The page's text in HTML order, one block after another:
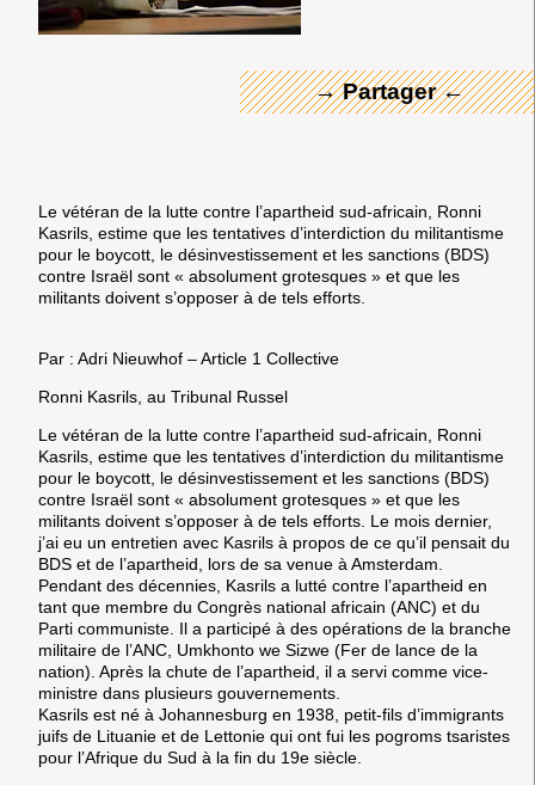
→ Partager ←
Le vétéran de la lutte contre l’apartheid sud-africain, Ronni
Kasrils, estime que les tentatives d’interdiction du militantisme
pour le boycott, le désinvestissement et les sanctions (BDS)
contre Israël sont « absolument grotesques » et que les
militants doivent s’opposer à de tels efforts.
Par : Adri Nieuwhof – Article 1 Collective
Ronni Kasrils, au Tribunal Russel
Le vétéran de la lutte contre l’apartheid sud-africain, Ronni
Kasrils, estime que les tentatives d’interdiction du militantisme
pour le boycott, le désinvestissement et les sanctions (BDS)
contre Israël sont « absolument grotesques » et que les
militants doivent s’opposer à de tels efforts. Le mois dernier,
j’ai eu un entretien avec Kasrils à propos de ce qu’il pensait du
BDS et de l’apartheid, lors de sa venue à Amsterdam.
Pendant des décennies, Kasrils a lutté contre l’apartheid en
tant que membre du Congrès national africain (ANC) et du
Parti communiste. Il a participé à des opérations de la branche
militaire de l’ANC, Umkhonto we Sizwe (Fer de lance de la
nation). Après la chute de l’apartheid, il a servi comme vice-
ministre dans plusieurs gouvernements.
Kasrils est né à Johannesburg en 1938, petit-fils d’immigrants
juifs de Lituanie et de Lettonie qui ont fui les pogroms tsaristes
pour l’Afrique du Sud à la fin du 19e siècle.